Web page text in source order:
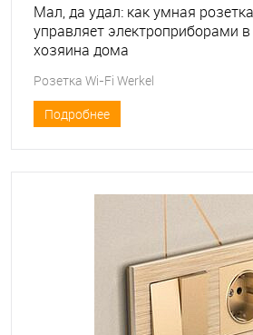
Мал, да удал: как умная
управляет электроприборами в
хозяина дома
Розетка Wi-Fi Werkel
Подробнее